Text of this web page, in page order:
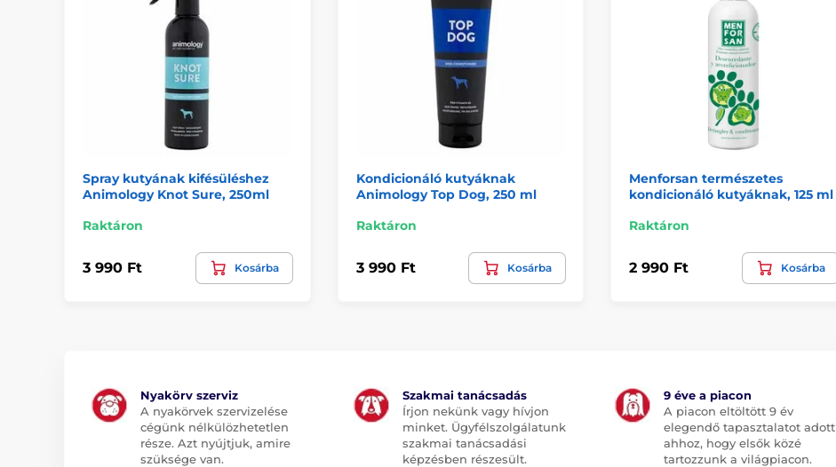
Spray kutyának kifésüléshez
Animology Knot Sure, 250ml
Raktáron
3 990 Ft Kosárba
Kondicionáló kutyáknak
Animology Top Dog, 250 ml
Raktáron
3 990 Ft Kosárba
Menforsan természetes
kondicionáló kutyáknak, 125 ml
Raktáron
2 990 Ft Kosárba
Nyakörv szerviz
A nyakörvek szervizelése
cégünk nélkülözhetetlen
része. Azt nyújtjuk, amire
szüksége van.
Szakmai tanácsadás
Írjon nekünk vagy hívjon
minket. Ügyfélszolgálatunk
szakmai tanácsadási
képzésben részesült.
9 éve a piacon
A piacon eltöltött 9 év
elegendő tapasztalatot adott
ahhoz, hogy elsők közé
tartozzunk a világpiacon.